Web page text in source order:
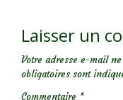
Laisser un
Votre adresse e-mail
obligatoires sont
Commentaire *